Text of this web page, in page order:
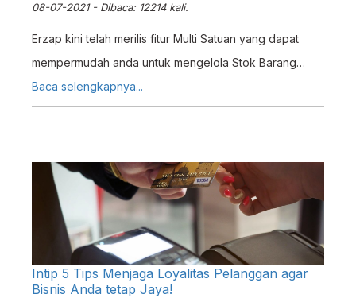
08-07-2021 - Dibaca: 12214 kali.
Erzap kini telah merilis fitur Multi Satuan yang dapat
mempermudah anda untuk mengelola Stok Barang
yang memiliki banyak satuan untuk satu produk. Fitur ini
cocok digunakan untuk anda yang membeli barang
atau Agen.
Baca selengkapnya...
Intip 5 Tips Menjaga Loyalitas Pelanggan agar
Bisnis Anda tetap Jaya!